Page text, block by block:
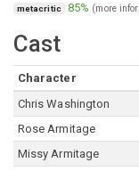
metacritic 85% (more
Cast
Character
Chris Washington
Rose Armitage
Missy Armitage